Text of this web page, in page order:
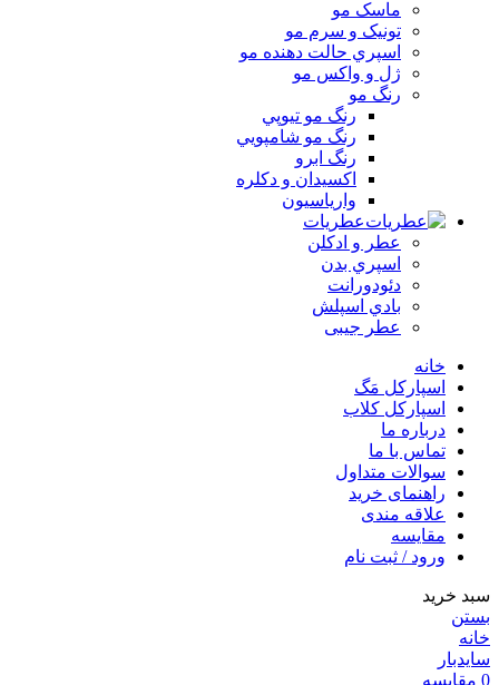
ماسک مو
تونيک و سرم مو
اسپري حالت دهنده مو
ژل و واکس مو
رنگ مو
رنگ مو تيوپي
رنگ مو شامپويي
رنگ ابرو
اکسيدان و دکلره
وارياسيون
عطریات
عطر و ادکلن
اسپري بدن
دئودورانت
بادي اسپلش
عطر جيبی
خانه
اسپارکل مَگ
اسپارکل کلاب
درباره ما
تماس با ما
سوالات متداول
راهنمای خرید
علاقه مندی
مقایسه
ورود / ثبت نام
سبد خرید
بستن
خانه
سایدبار
0 مقایسه